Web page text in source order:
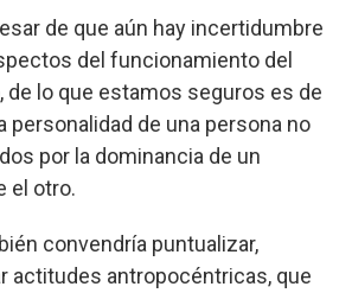
de que aún hay incertidumbre
del funcionamiento del
de lo que estamos seguros es de
personalidad de una persona no
por la dominancia de un
el otro.
convendría puntualizar,
actitudes antropocéntricas, que